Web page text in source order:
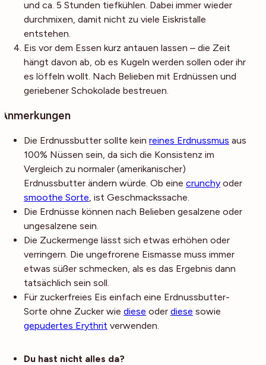
und ca. 5 Stunden tiefkühlen. Dabei immer wieder
durchmixen, damit nicht zu viele Eiskristalle
entstehen.
Eis vor dem Essen kurz antauen lassen – die Zeit
hängt davon ab, ob es Kugeln werden sollen oder ihr
es löffeln wollt. Nach Belieben mit Erdnüssen und
geriebener Schokolade bestreuen.
Anmerkungen
Die Erdnussbutter sollte kein reines Erdnussmus aus
100% Nüssen sein, da sich die Konsistenz im
Vergleich zu normaler (amerikanischer)
Erdnussbutter ändern würde. Ob eine crunchy oder
smoothe Sorte , ist Geschmackssache.
Die Erdnüsse können nach Belieben gesalzene oder
ungesalzene sein.
Die Zuckermenge lässt sich etwas erhöhen oder
verringern. Die ungefrorene Eismasse muss immer
etwas süßer schmecken, als es das Ergebnis dann
tatsächlich sein soll.
Für zuckerfreies Eis einfach eine Erdnussbutter-
Sorte ohne Zucker wie diese oder diese sowie
gepudertes Erythrit verwenden.
Du hast nicht alles da?